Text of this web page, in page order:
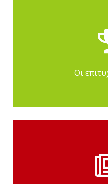
Οι
κάνοντας
νόημα σου
επιπέδου